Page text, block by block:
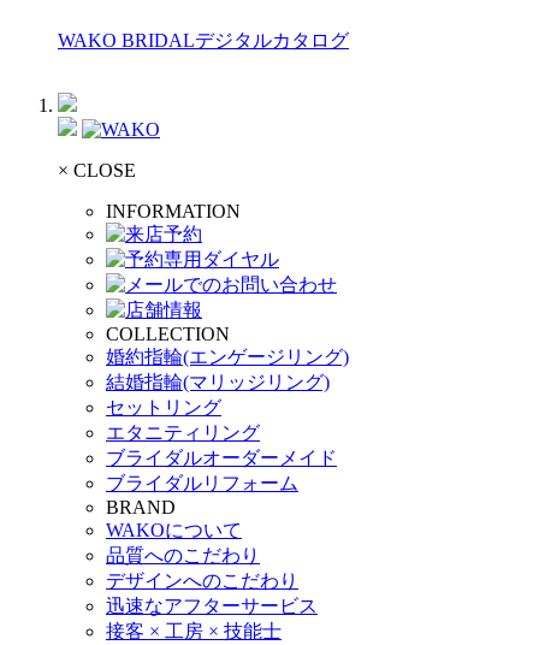
WAKO BRIDALデジタルカタログ
× CLOSE
INFORMATION
COLLECTION
婚約指輪(エンゲージリング)
結婚指輪(マリッジリング)
セットリング
エタニティリング
ブライダルオーダーメイド
ブライダルリフォーム
BRAND
WAKOについて
品質へのこだわり
デザインへのこだわり
迅速なアフターサービス
接客 × 工房 × 技能士